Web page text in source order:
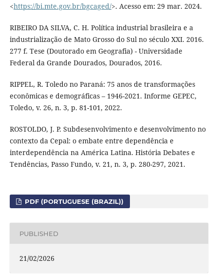
<https://bi.mte.gov.br/bgcaged/>. Acesso em: 29 mar. 2024.
RIBEIRO DA SILVA, C. H. Política industrial brasileira e a
industrialização de Mato Grosso do Sul no século XXI. 2016.
277 f. Tese (Doutorado em Geografia) - Universidade
Federal da Grande Dourados, Dourados, 2016.
RIPPEL, R. Toledo no Paraná: 75 anos de transformações
econômicas e demográficas – 1946-2021. Informe GEPEC,
Toledo, v. 26, n. 3, p. 81-101, 2022.
ROSTOLDO, J. P. Subdesenvolvimento e desenvolvimento no
contexto da Cepal: o embate entre dependência e
interdependência na América Latina. História Debates e
Tendências, Passo Fundo, v. 21, n. 3, p. 280-297, 2021.
PDF (PORTUGUESE (BRAZIL))
PUBLISHED
21/02/2026